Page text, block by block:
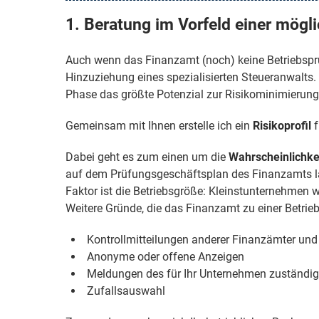
1. Beratung im Vorfeld einer
Auch wenn das Finanzamt (noch) keine
Hinzuziehung eines spezialisierten
Phase das größte Potenzial zur
Gemeinsam mit Ihnen erstelle ich ein Risikoprofil
Dabei geht es zum einen um die
auf dem Prüfungsgeschäftsplan des Finanzamts
Faktor ist die Betriebsgröße: Kleinstunternehmen
Weitere Gründe, die das Finanzamt zu einer
Kontrollmitteilungen anderer Finanzämter und
Anonyme oder offene Anzeigen
Meldungen des für Ihr Unternehmen
Zufallsauswahl